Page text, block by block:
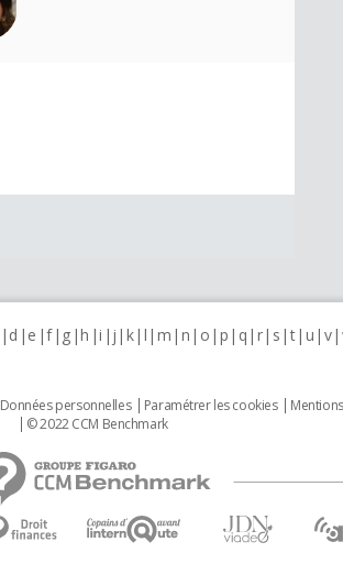
d e f g h i j k l m n o p q r s t u v
Données personnelles Paramétrer les cookies
© 2022 CCM Benchmark